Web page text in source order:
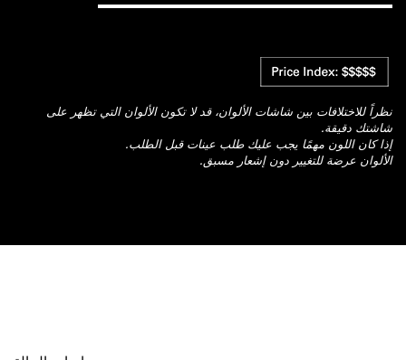
نظراً للاختلافات بين شاشات الألوان، قد لا تكون الألوان التي تظهر على
شاشتك دقيقة.
إذا كان اللون مهمًا يجب عليك طلب عينات قبل الطلب.
الألوان عرضة للتغيير دون إشعار مسبق.